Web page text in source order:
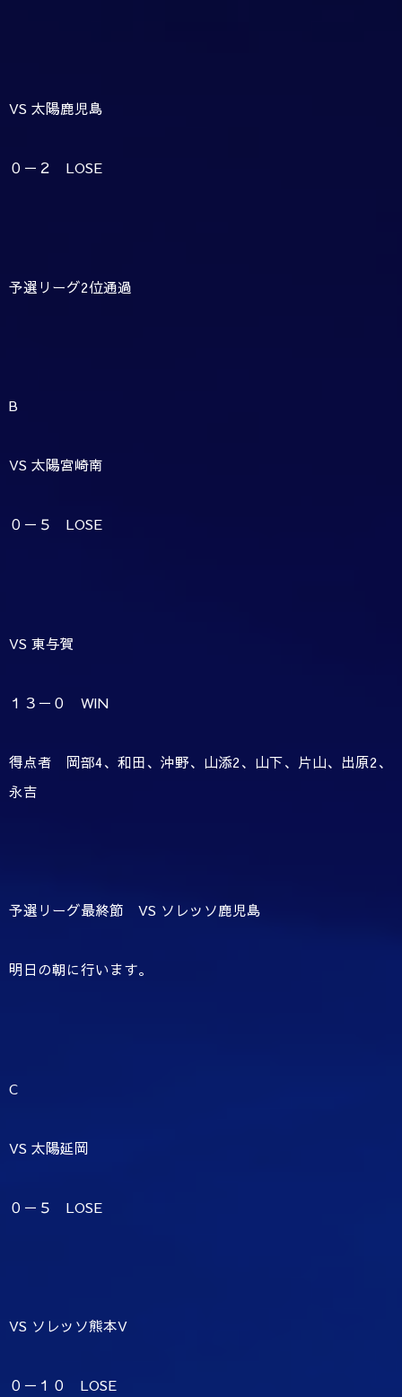
VS 太陽鹿児島
０－２ LOSE
予選リーグ2位通過
B
VS 太陽宮崎南
０－５ LOSE
VS 東与賀
１３－０ WIN
得点者 岡部4、和田、沖野、山添2、山下、片山、出原2、
永吉
予選リーグ最終節 VS ソレッソ鹿児島
明日の朝に行います。
C
VS 太陽延岡
０－５ LOSE
VS ソレッソ熊本V
０－１０ LOSE